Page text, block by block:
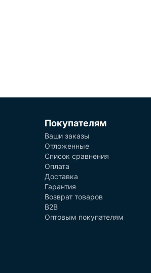
Покупателям
Ваши заказы
Отложенные
Список сравнения
Оплата
Доставка
Гарантия
Возврат товаров
B2B
Оптовым покупателям